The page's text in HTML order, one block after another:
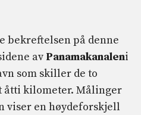
bekreftelsen på denne
av Panamakanaleni
som skiller de to
åtti kilometer. Målinger
viser en høydeforskjell